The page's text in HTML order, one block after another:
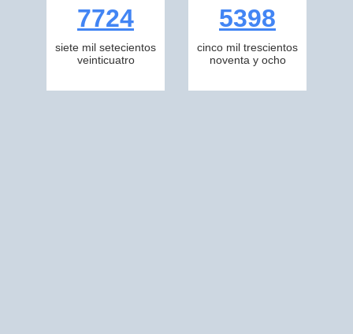
7724
siete mil setecientos
veinticuatro
5398
cinco mil trescientos
noventa y ocho